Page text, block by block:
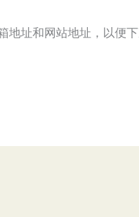
*
址和网站地址，以便下